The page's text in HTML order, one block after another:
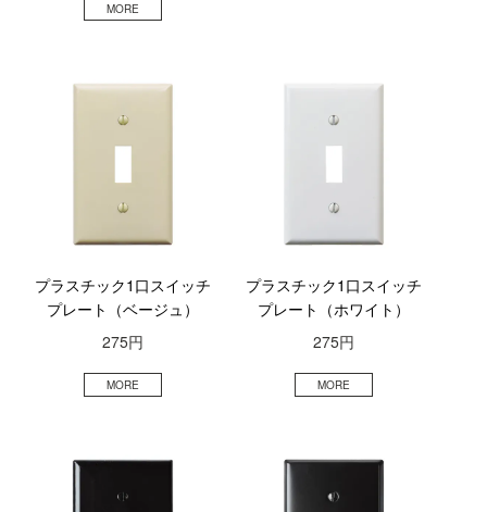
プラスチック1口スイッチ
プレート（ベージュ）
275円
プラスチック1口スイッチ
プレート（ホワイト）
275円